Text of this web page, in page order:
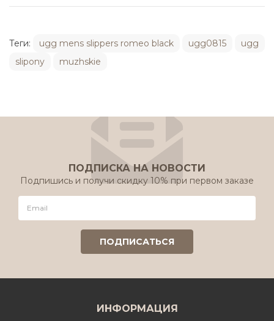
Теги: ugg mens slippers romeo black ugg0815
ugg
slipony
muzhskie
ПОДПИСКА НА НОВОСТИ
Подпишись и получи скидку 10% при первом заказе
ИНФОРМАЦИЯ